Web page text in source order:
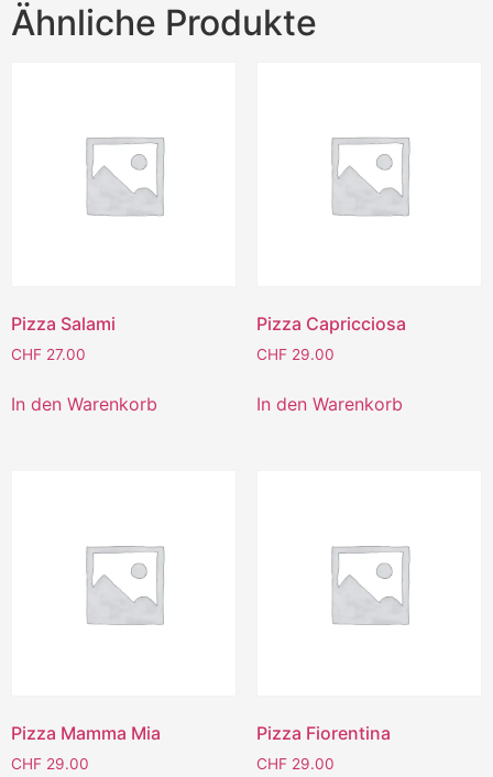
Ähnliche Produkte
Pizza Salami
CHF 27.00
In den Warenkorb
Pizza Capricciosa
CHF29.00
In den Warenkorb
Pizza Mamma Mia
CHF 29.00
Pizza Fiorentina
CHF29.00